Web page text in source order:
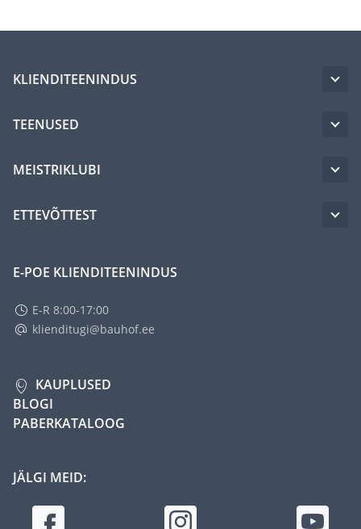
KLIENDITEENINDUS
TEENUSED
MEISTRIKLUBI
ETTEVÕTTEST
E-POE KLIENDITEENINDUS
E-R 8:00-17:00
klienditugi@bauhof.ee
KAUPLUSED
BLOGI
PABERKATALOOG
JÄLGI MEID: